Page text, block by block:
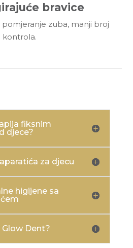
bravice
zuba, manji broj
kontrola.
fiksnim
djece?
za djecu
higijene sa
Dent?